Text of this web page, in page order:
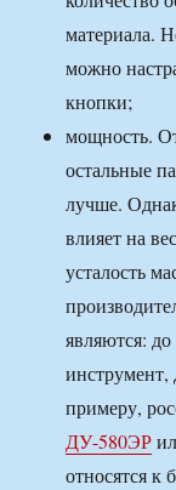
материала.
можно
кнопки;
мощность.
остальные
лучше.
влияет на
усталость
являются:
инструмент,
примеру,
ДУ-580ЭР
относятся к